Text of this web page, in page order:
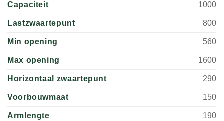
Capaciteit 1000
Lastzwaartepunt 800
Min opening 560
Max opening 1600
Horizontaal zwaartepunt 290
Voorbouwmaat 150
Armlengte 190